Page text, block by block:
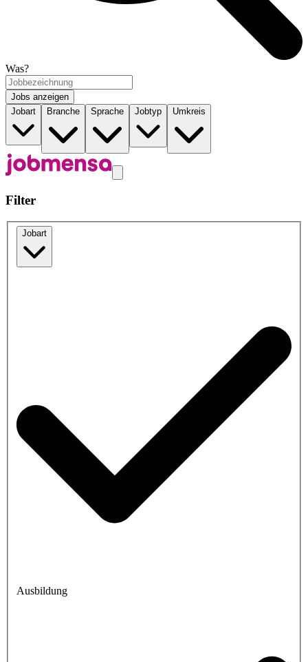
Was?
Jobs anzeigen
Jobart
Branche Sprache Jobtyp Umkreis
Filter
Jobart
Ausbildung